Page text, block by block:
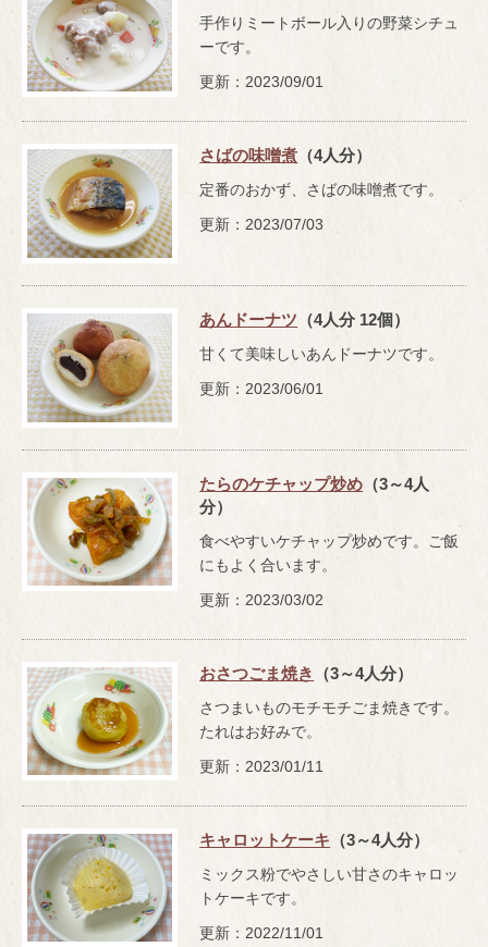
手作りミートボール入りの野菜シチュ
ーです。
更新：2023/09/01
さばの味噌煮 （4人分）
定番のおかず、さばの味噌煮です。
更新：2023/07/03
あんドーナツ （4人分 12個）
甘くて美味しいあんドーナツです。
更新：2023/06/01
たらのケチャップ炒め （3～4人
分）
食べやすいケチャップ炒めです。ご飯
にもよく合います。
更新：2023/03/02
おさつごま焼き （3～4人分）
さつまいものモチモチごま焼きです。
たれはお好みで。
更新：2023/01/11
キャロットケーキ （3～4人分）
ミックス粉でやさしい甘さのキャロッ
トケーキです。
更新：2022/11/01